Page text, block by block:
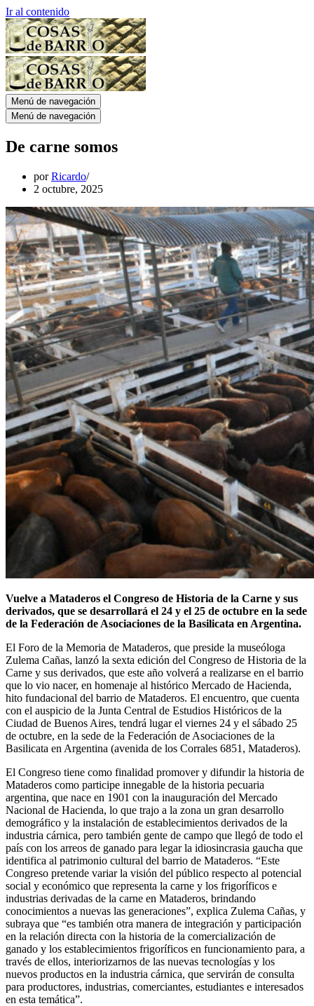
Ir al contenido
Menú de navegación
Menú de navegación
De carne somos
porRicardo
2 octubre, 2025
Vuelve a Mataderos el Congreso de Historia de la Carne y sus
derivados, que se desarrollará el 24 y el 25 de octubre en la sede
de la Federación de Asociaciones de la Basilicata en Argentina.
El Foro de la Memoria de Mataderos, que preside la museóloga
Zulema Cañas, lanzó la sexta edición del Congreso de Historia de la
Carne y sus derivados, que este año volverá a realizarse en el barrio
que lo vio nacer, en homenaje al histórico Mercado de Hacienda,
hito fundacional del barrio de Mataderos. El encuentro, que cuenta
con el auspicio de la Junta Central de Estudios Históricos de la
Ciudad de Buenos Aires, tendrá lugar el viernes 24 y el sábado 25
de octubre, en la sede de la Federación de Asociaciones de la
Basilicata en Argentina (avenida de los Corrales 6851, Mataderos).
El Congreso tiene como finalidad promover y difundir la historia de
Mataderos como participe innegable de la historia pecuaria
argentina, que nace en 1901 con la inauguración del Mercado
Nacional de Hacienda, lo que trajo a la zona un gran desarrollo
demográfico y la instalación de establecimientos derivados de la
industria cárnica, pero también gente de campo que llegó de todo el
país con los arreos de ganado para legar la idiosincrasia gaucha que
identifica al patrimonio cultural del barrio de Mataderos. “Este
Congreso pretende variar la visión del público respecto al potencial
social y económico que representa la carne y los frigoríficos e
industrias derivadas de la carne en Mataderos, brindando
conocimientos a nuevas las generaciones”, explica Zulema Cañas, y
subraya que “es también otra manera de integración y participación
en la relación directa con la historia de la comercialización de
ganado y los establecimientos frigoríficos en funcionamiento para, a
través de ellos, interiorizarnos de las nuevas tecnologías y los
nuevos productos en la industria cárnica, que servirán de consulta
para productores, industrias, comerciantes, estudiantes e interesados
en esta temática”.